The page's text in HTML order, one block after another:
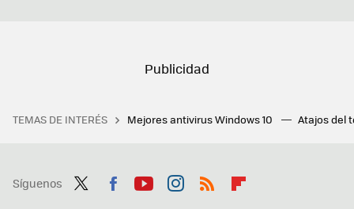
TEMAS DE INTERÉS Mejores antivirus Windows 10 Atajos del
Síguenos